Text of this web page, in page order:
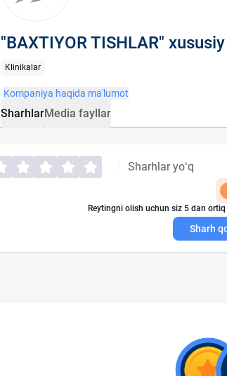
"BAXTIYOR TISHLAR"
Klinikalar
Kompaniya haqida ma'lumot
SharhlarMedia fayllar
Sharhlar yo‘q
Reytingni olish uchun siz 5 dan
Sharh